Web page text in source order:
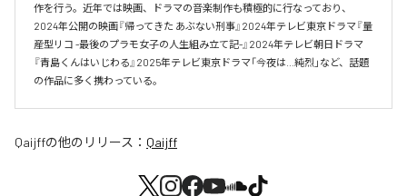
作を行う。近年では映画、ドラマの音楽制作も積極的に行なっており、
2024年公開の映画『帰ってきた あぶない刑事』2024年テレビ東京ドラマ『量
産型リコ -最後のプラモ女子の人生組み立て記-』2024年テレビ朝日ドラマ
『青島くんはいじわる』2025年テレビ東京ドラマ「今夜は…純烈」など、話題
の作品に多く携わっている。
Qaijffの他のリリース： Qaijff